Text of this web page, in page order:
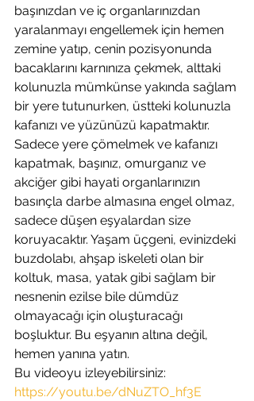
başınızdan ve iç organlarınızdan
yaralanmayı engellemek için hemen
zemine yatıp, cenin pozisyonunda
bacaklarını karnınıza çekmek, alttaki
kolunuzla mümkünse yakında sağlam
bir yere tutunurken, üstteki kolunuzla
kafanızı ve yüzünüzü kapatmaktır.
Sadece yere çömelmek ve kafanızı
kapatmak, başınız, omurganız ve
akciğer gibi hayati organlarınızın
basınçla darbe almasına engel olmaz,
sadece düşen eşyalardan size
koruyacaktır. Yaşam üçgeni, evinizdeki
buzdolabı, ahşap iskeleti olan bir
koltuk, masa, yatak gibi sağlam bir
nesnenin ezilse bile dümdüz
olmayacağı için oluşturacağı
boşluktur. Bu eşyanın altına değil,
hemen yanına yatın.
Bu videoyu izleyebilirsiniz:
https://youtu.be/dNuZTO_hf3E